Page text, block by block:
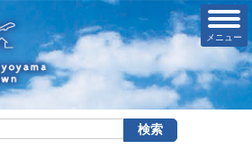
メニュー